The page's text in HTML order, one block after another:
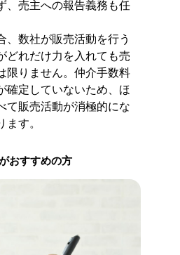
、売主への報告義務も任
、数社が販売活動を行う
どれだけ力を入れても売
限りません。仲介手数料
確定していないため、ほ
て販売活動が消極的にな
ます。
おすすめの方